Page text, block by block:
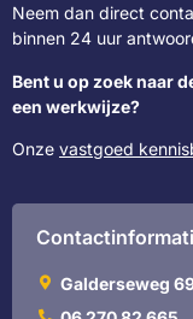
Neem dan direct
binnen 24 uur
Bent u op zoek naar
een werkwijze?
Onze vastgoed
Galderseweg